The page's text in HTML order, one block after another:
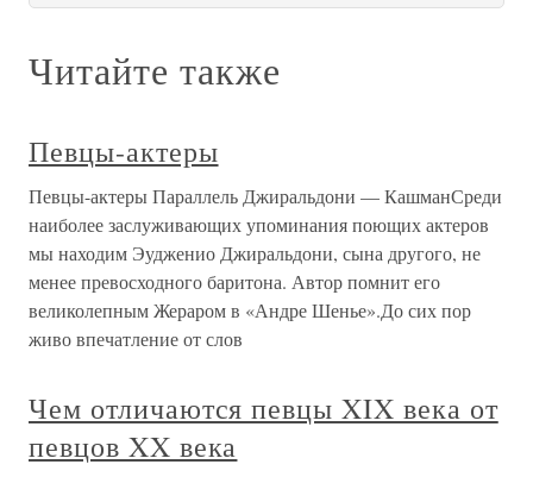
Читайте также
Певцы-актеры
Певцы-актеры Параллель Джиральдони — КашманСреди
наиболее заслуживающих упоминания поющих актеров
мы находим Эудженио Джиральдони, сына другого, не
менее превосходного баритона. Автор помнит его
великолепным Жераром в «Андре Шенье».До сих пор
живо впечатление от слов
Чем отличаются певцы XIX века от
певцов XX века